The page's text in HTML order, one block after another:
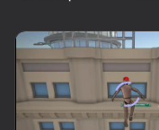
Stone Miner Simulator
- Mine MOD!